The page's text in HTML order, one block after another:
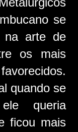
se
na arte de
os mais
quando se
queria
ficou mais